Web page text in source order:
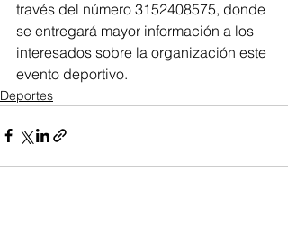
través del número 3152408575, donde
se entregará mayor información a los
interesados sobre la organización este
evento deportivo.
Deportes